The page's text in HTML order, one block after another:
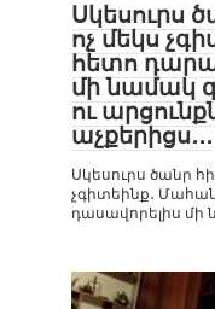
Սկեսուրս
ոչ մեկս
հետո
մի նամակ
ու
աչքերիցս․․․
Սկեսուրս ծանր
չգիտեինք․
դասավորելիս մի